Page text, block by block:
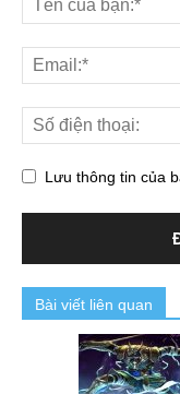
Lưu thông tin của
Bài viết liên quan